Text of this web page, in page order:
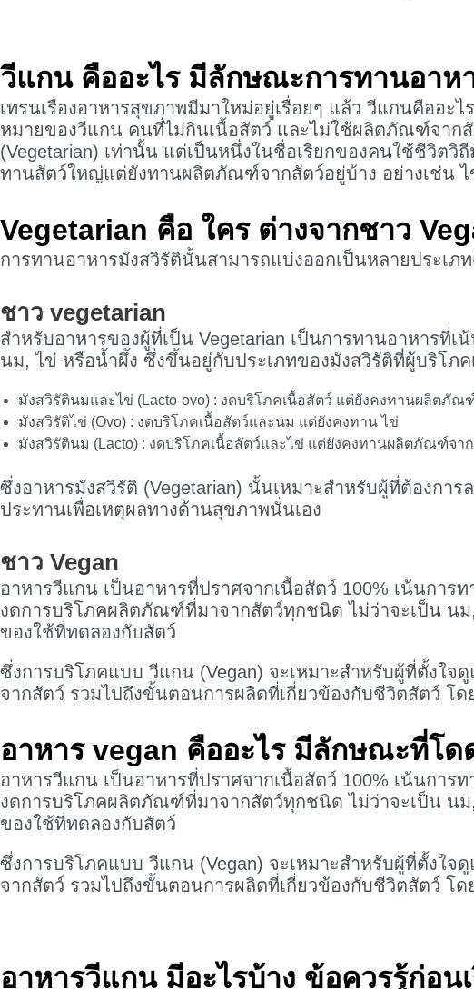
วีแกน คืออะไร มีลักษณะการทานอาห
เทรนเรื่องอาหารสุขภาพมีมาใหม่อยู่เรื่อยๆ แล้ว วีแกนคืออะ
หมายของวีแกน คนที่ไม่กินเนื้อสัตว์ และไม่ใช้ผลิตภัณฑ์จาก
(Vegetarian) เท่านั้น แต่เป็นหนึ่งในชื่อเรียกของคนใช้ชีวิตวิ
ทานสัตว์ใหญ่แต่ยังทานผลิตภัณฑ์จากสัตว์อยู่บ้าง อย่างเช่น
Vegetarian คือ ใคร ต่างจากชาว
การทานอาหารมังสวิรัตินั้นสามารถแบ่งออกเป็นหลายประเ
ชาว vegetarian
สำหรับอาหารของผู้ที่เป็น Vegetarian เป็นการทานอาหา
นม, ไข่ หรือน้ำผึ้ง ซึ่งขึ้นอยู่กับประเภทของมังสวิรัติที่ผู้บริโภค
มังสวิรัตินมและไข่ (Lacto-ovo) : งดบริโภคเนื้อสัตว์ แต่ยังคงทานผลิตภัณ
มังสวิรัติไข่ (Ovo) : งดบริโภคเนื้อสัตว์และนม แต่ยังคงทาน ไข่
มังสวิรัตินม (Lacto) : งดบริโภคเนื้อสัตว์และไข่ แต่ยังคงทานผลิตภัณฑ์จา
ซึ่งอาหารมังสวิรัติ (Vegetarian) นั้นเหมาะสำหรับผู้ที่ต้องก
ประทานเพื่อเหตุผลทางด้านสุขภาพนั่นเอง
ชาว Vegan
อาหารวีแกน เป็นอาหารที่ปราศจากเนื้อสัตว์ 100% เน้นกา
งดการบริโภคผลิตภัณฑ์ที่มาจากสัตว์ทุกชนิด ไม่ว่าจะเป็น น
ของใช้ที่ทดลองกับสัตว์
ซึ่งการบริโภคแบบ วีแกน (Vegan) จะเหมาะสำหรับผู้ที่ตั้งใ
จากสัตว์ รวมไปถึงขั้นตอนการผลิตที่เกี่ยวข้องกับชีวิตสัตว์ โ
อาหาร vegan คืออะไร มีลักษณะที่โด
อาหารวีแกน เป็นอาหารที่ปราศจากเนื้อสัตว์ 100% เน้นกา
งดการบริโภคผลิตภัณฑ์ที่มาจากสัตว์ทุกชนิด ไม่ว่าจะเป็น น
ของใช้ที่ทดลองกับสัตว์
ซึ่งการบริโภคแบบ วีแกน (Vegan) จะเหมาะสำหรับผู้ที่ตั้งใ
จากสัตว์ รวมไปถึงขั้นตอนการผลิตที่เกี่ยวข้องกับชีวิตสัตว์ โ
อาหารวีแกน มีอะไรบ้าง ข้อควรรู้ก่อน